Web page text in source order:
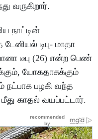
வருகிறார்.
நாட்டின்
டிபு- மாதா
டீபு (26) என்ற பெண்
யோகதாசுக்கும்
நட்பாக பழகி வந்த
காதல் வயப்பட்டார்.